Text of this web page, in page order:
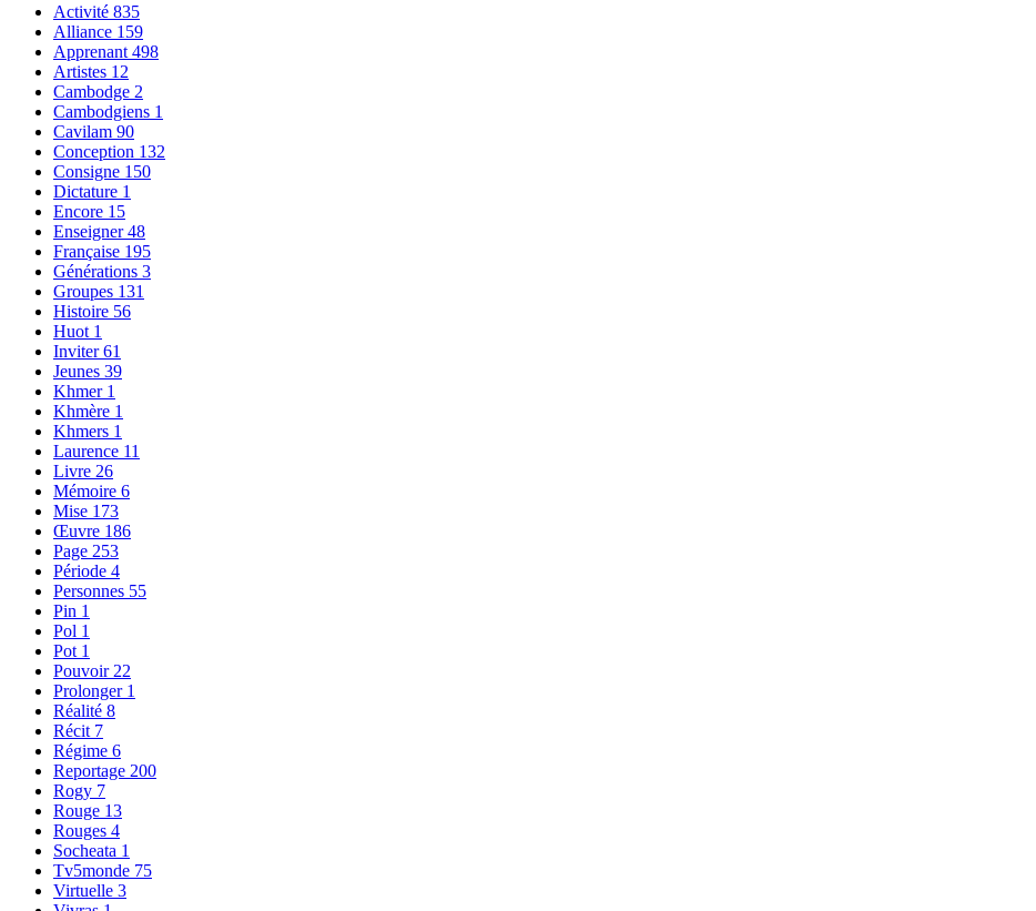
Activité 835
Alliance 159
Apprenant 498
Artistes 12
Cambodge 2
Cambodgiens 1
Cavilam 90
Conception 132
Consigne 150
Dictature 1
Encore 15
Enseigner48
Française 195
Générations 3
Groupes 131
Histoire 56
Huot 1
Inviter61
Jeunes 39
Khmer 1
Khmère 1
Khmers 1
Laurence 11
Livre 26
Mémoire 6
Mise 173
Œuvre 186
Page 253
Période 4
Personnes 55
Pin 1
Pol 1
Pot 1
Pouvoir 22
Prolonger 1
Réalité 8
Récit 7
Régime 6
Reportage 200
Rogy 7
Rouge 13
Rouges 4
Socheata 1
Tv5monde 75
Virtuelle 3